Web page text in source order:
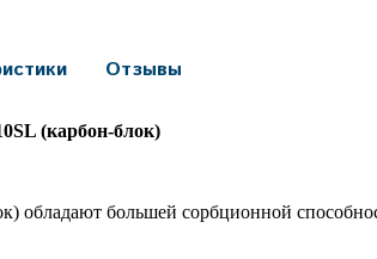
(карбон-блок)
обладают большей сорбционной
Отзывы